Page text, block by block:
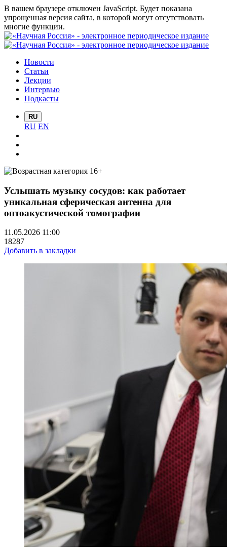
В вашем браузере отключен JavaScript. Будет показана
упрощенная версия сайта, в которой могут отсутствовать
многие функции.
Новости
Статьи
Лекции
Интервью
Подкасты
RU
RU EN
Услышать музыку сосудов: как работает
уникальная сферическая антенна для
оптоакустической томографии
11.05.2026 11:00
18287
Добавить в закладки